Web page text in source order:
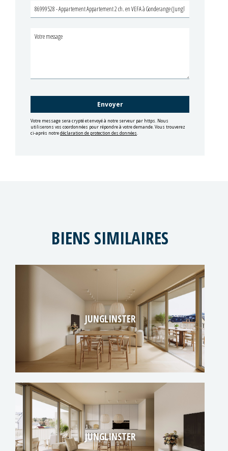
Votre message sera crypté et envoyé à notre serveur par https. Nous
utiliserons vos coordonnées pour répondre à votre demande. Vous trouverez
ci-après notredéclaration de protection des données
BIENS SIMILAIRES
JUNGLINSTER
JUNGLINSTER